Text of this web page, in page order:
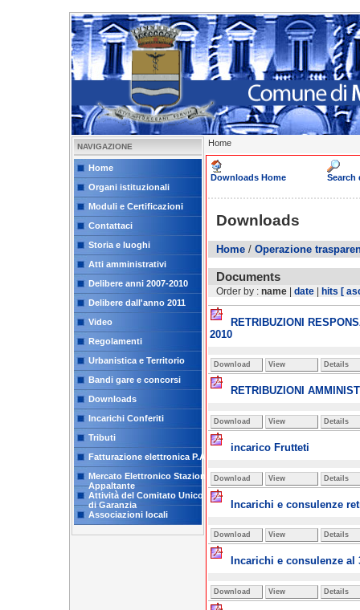
NAVIGAZIONE
Home
Organi istituzionali
Moduli e Certificazioni
Contattaci
Storia e luoghi
Atti amministrativi
Delibere anni 2007-2010
Delibere dall'anno 2011
Video
Regolamenti
Urbanistica e Territorio
Bandi gare e concorsi
Downloads
Incarichi Conferiti
Tributi
Fatturazione elettronica P.A.
Mercato Elettronico Stazione
Appaltante
Attività del Comitato Unico
di Garanzia
Associazioni locali
Home
Downloads Home Search
Downloads
Home / Operazione
Documents
Order by : name | date | hits [
RETRIBUZIONI
2010
Download View Details
RETRIBUZIONI
Download View Details
incarico Frutteti
Download View Details
Incarichi e consulenze
Download View Details
Incarichi e consulenze al
Download View Details